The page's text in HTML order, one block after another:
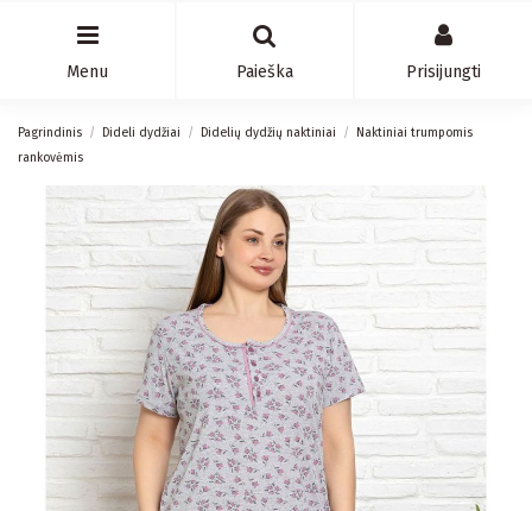
Menu Paieška Prisijungti
Pagrindinis Dideli dydžiai Didelių dydžių naktiniai
Naktiniai trumpomis
rankovėmis